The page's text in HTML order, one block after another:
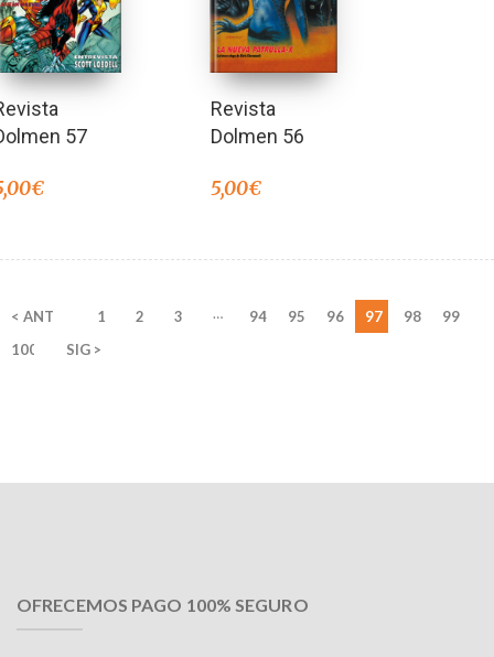
57
€
Revista
Dolmen 56
5,00€
< ANT 1 2 3 … 94 95 96 97 98
99
100
SIG >
OFRECEMOS PAGO 100% SEGURO